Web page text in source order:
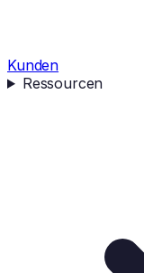
Kunden
Ressourcen